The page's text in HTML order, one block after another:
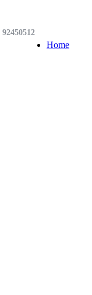
92450512
Close
Home